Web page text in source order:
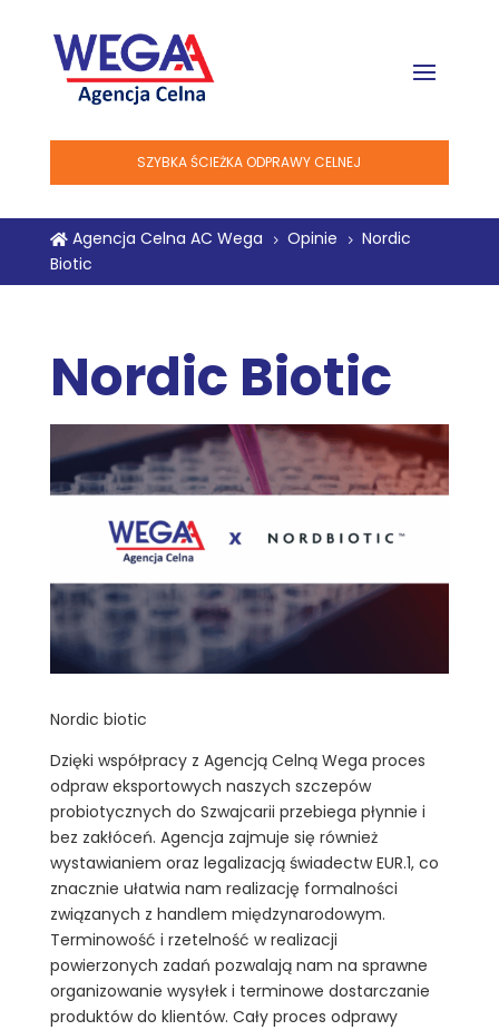
SZYBKA ŚCIEŻKA ODPRAWY CELNEJ
 Agencja Celna AC Wega 5 Opinie 5 Nordic
Biotic
Nordic Biotic
Nordic biotic
Dzięki współpracy z Agencją Celną Wega proces
odpraw eksportowych naszych szczepów
probiotycznych do Szwajcarii przebiega płynnie i
bez zakłóceń. Agencja zajmuje się również
wystawianiem oraz legalizacją świadectw EUR.1, co
znacznie ułatwia nam realizację formalności
związanych z handlem międzynarodowym.
Terminowość i rzetelność w realizacji
powierzonych zadań pozwalają nam na sprawne
organizowanie wysyłek i terminowe dostarczanie
produktów do klientów. Cały proces odprawy